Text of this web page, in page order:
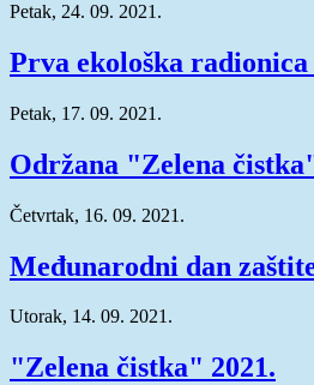
Petak, 24. 09. 2021.
Prva ekološka radionica
Petak, 17. 09. 2021.
Održana "Zelena
Četvrtak, 16. 09. 2021.
Međunarodni dan
Utorak, 14. 09. 2021.
"Zelena čistka" 2021.